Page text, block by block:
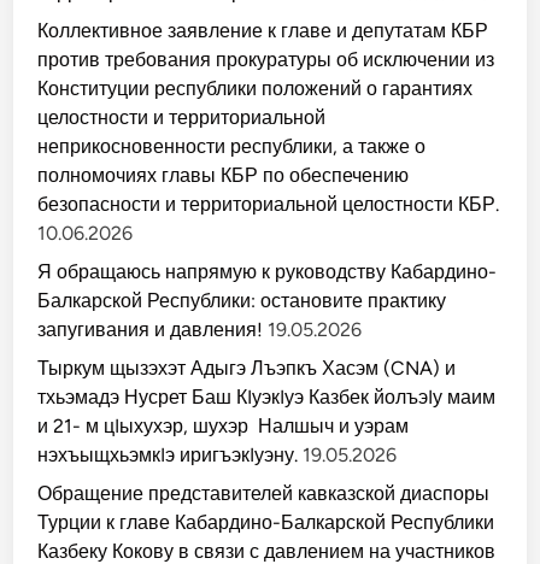
Коллективное заявление к главе и депутатам КБР
против требования прокуратуры об исключении из
Конституции республики положений о гарантиях
целостности и территориальной
неприкосновенности республики, а также о
полномочиях главы КБР по обеспечению
безопасности и территориальной целостности КБР.
10.06.2026
Я обращаюсь напрямую к руководству Кабардино-
Балкарской Республики: остановите практику
запугивания и давления! 19.05.2026
Тыркум щызэхэт Адыгэ Лъэпкъ Хасэм (CNA) и
тхьэмадэ Нусрет Баш КIуэкIуэ Казбек йолъэIу маим
и 21- м цIыхухэр, шухэр Налшыч и уэрам
нэхъыщхьэмкIэ иригъэкIуэну. 19.05.2026
Обращение представителей кавказской диаспоры
Турции к главе Кабардино-Балкарской Республики
Казбеку Кокову в связи с давлением на участников